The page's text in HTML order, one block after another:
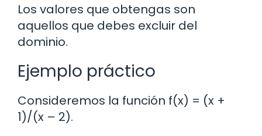
Los valores que obtengas son
aquellos que debes excluir del
dominio.
Ejemplo práctico
Consideremos la función f(x) = (x +
1)/(x – 2).